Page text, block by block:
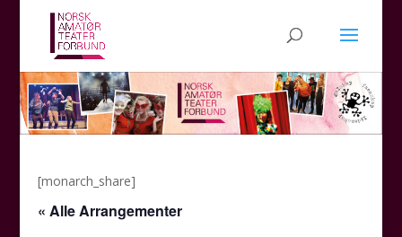
[monarch_share]
« Alle Arrangementer